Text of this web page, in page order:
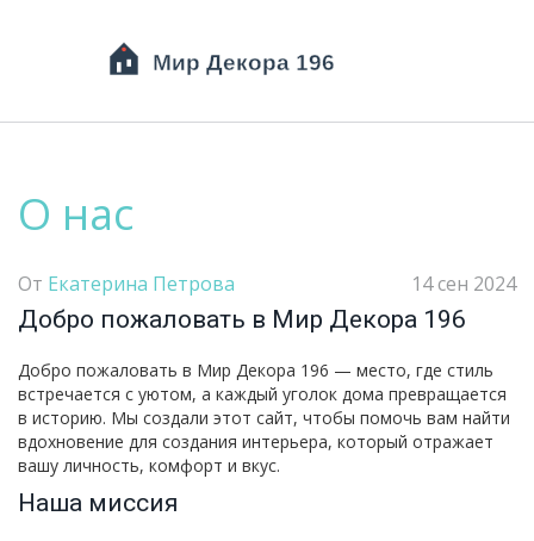
О нас
От Екатерина Петрова 14 сен 2024
Добро пожаловать в Мир Декора 196
Добро пожаловать в Мир Декора 196 — место, где стиль
встречается с уютом, а каждый уголок дома превращается
в историю. Мы создали этот сайт, чтобы помочь вам найти
вдохновение для создания интерьера, который отражает
вашу личность, комфорт и вкус.
Наша миссия